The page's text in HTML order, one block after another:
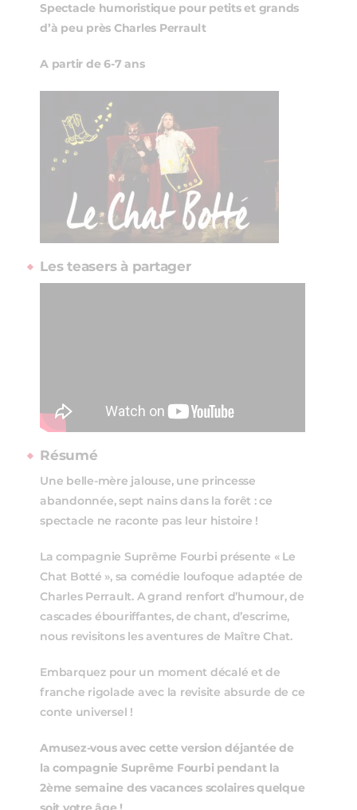
Spectacle humoristique pour petits et grands
d’à peu près Charles Perrault
A partir de 6-7 ans
Les teasers à partager
Résumé
Une belle-mère jalouse, une princesse
abandonnée, sept nains dans la forêt : ce
spectacle ne raconte pas leur histoire !
La compagnie Suprême Fourbi présente « Le
Chat Botté », sa comédie loufoque adaptée de
Charles Perrault. A grand renfort d’humour, de
cascades ébouriffantes, de chant, d’escrime,
nous revisitons les aventures de Maître Chat.
Embarquez pour un moment décalé et de
franche rigolade avec la revisite absurde de ce
conte universel !
Amusez-vous avec cette version déjantée de
la compagnie Suprême Fourbi pendant la
2ème semaine des vacances scolaires quelque